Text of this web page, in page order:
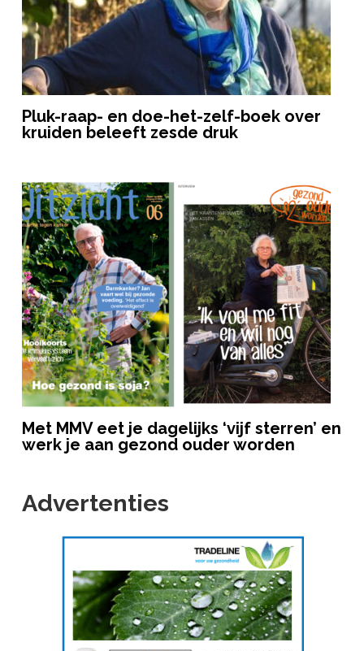
Pluk-raap- en doe-het-zelf-boek over
kruiden beleeft zesde druk
Met MMV eet je dagelijks ‘vijf sterren’ en
werk je aan gezond ouder worden
Advertenties